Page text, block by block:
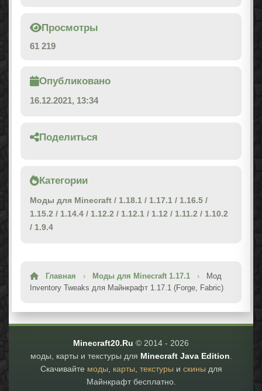
Просмотры
61 219
Опубликовано
16.12.2021, 13:34
Поделиться
Категории
Моды для Minecraft / 1.18.1 / 1.17.1 / 1.16.5 /
1.15.2 / 1.14.4 / 1.12.2 / 1.12.1 / 1.12 / 1.11.2 / 1.10.2
/ 1.9.4
Главная › Моды для Minecraft 1.17.1 ›
Мод
Inventory Tweaks для Майнкрафт 1.17.1 (Forge, Fabric)
Minecraft20.Ru © 2014 - 2026
моды, карты и текстуры для Minecraft Java Edition
Скачивайте моды карты текстуры и скины для
Майнкрафт бесплатно.